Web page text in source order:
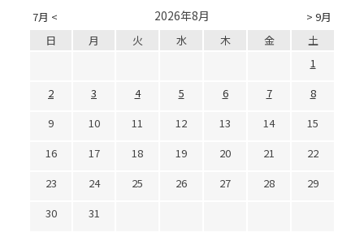
7月 < > 9月
2026年8月
日 月 火 水 木 金
土
1
2
3 4 5 6 7
8
9
10 11 12 13 14
15
16
17 18 19 20 21
22
23
24 25 26 27 28
29
30
31